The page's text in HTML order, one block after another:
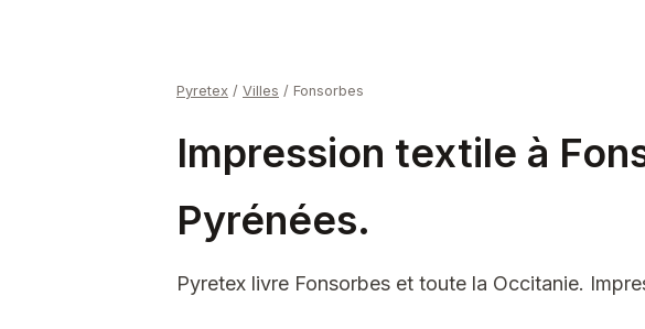
Pyretex / Villes / Fonsorbes
Impression textile à
Pyrénées.
Pyretex livre Fonsorbes et toute la Occitanie.